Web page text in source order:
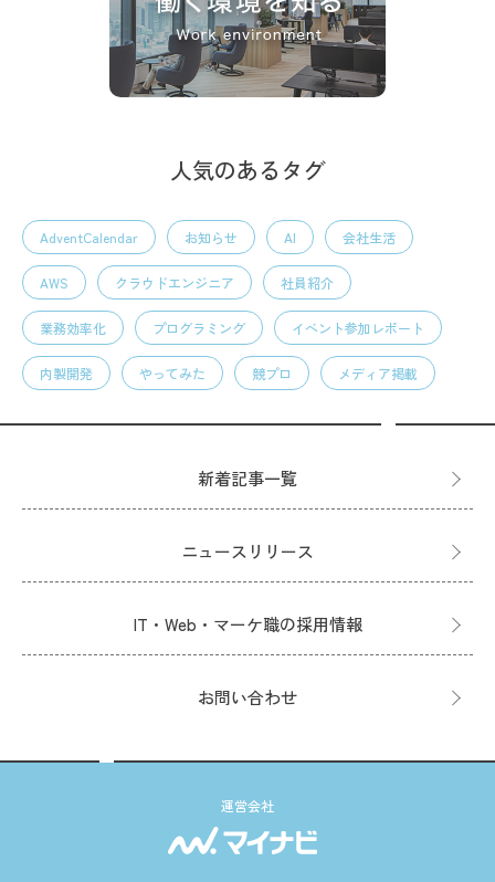
人気のあるタグ
AdventCalendar お知らせ AI 会社生活
AWS クラウドエンジニア 社員紹介
業務効率化 プログラミング イベント参加レポート
内製開発 やってみた 競プロ メディア掲載
新着記事一覧
ニュースリリース
IT・Web・マーケ職の採用情報
お問い合わせ
運営会社